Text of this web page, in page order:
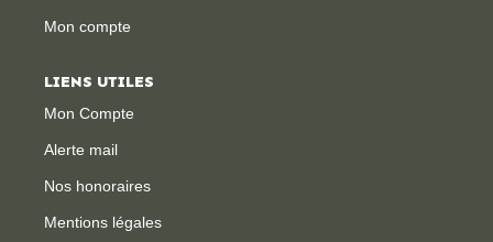
Mon compte
LIENS UTILES
Mon Compte
Alerte mail
Nos honoraires
Mentions légales